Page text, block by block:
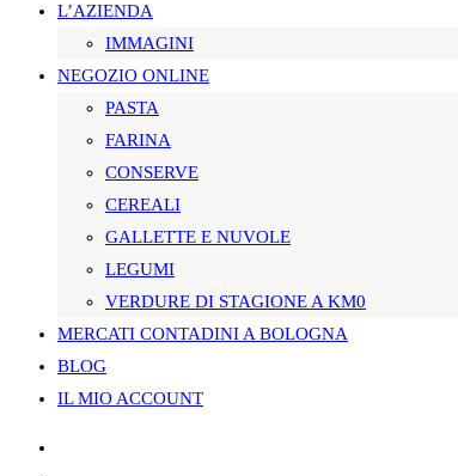
SITO
WEB
L’AZIENDA
IMMAGINI
NEGOZIO ONLINE
PASTA
FARINA
CONSERVE
CEREALI
GALLETTE E NUVOLE
LEGUMI
VERDURE DI STAGIONE A KM0
MERCATI CONTADINI A BOLOGNA
BLOG
IL MIO ACCOUNT